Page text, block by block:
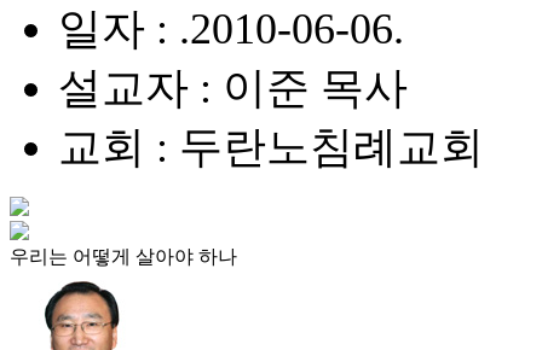
일자 : .2010-06-06.
설교자 : 이준 목사
교회 : 두란노침례교회
우리는 어떻게 살아야 하나